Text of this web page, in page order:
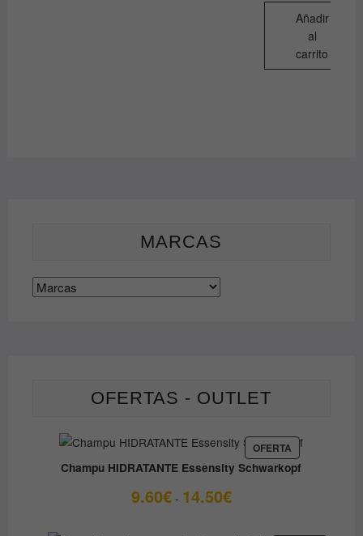
Añadir
al
carrito
MARCAS
OFERTAS - OUTLET
OFERTA PRODUCTO
EN
OFERTA
Champu HIDRATANTE Essensity Schwarkopf
9.60€ - 14.50€Rango